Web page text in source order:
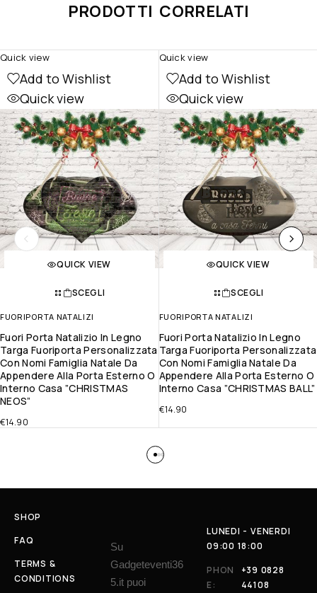
PRODOTTI CORRELATI
Add to Wishlist
Quick view
QUICK VIEW
SCEGLI
FUORIPORTA NATALIZI
Fuori Porta Natalizio In Legno
Targa Fuoriporta Personalizzata
Con Nomi Famiglia Natale Da
Appendere Alla Porta Esterno O
Interno Casa ”CHRISTMAS
NEOS”
€14.90
Quick view
Add to Wishlist
Quick view
QUICK VIEW
SCEGLI
FUORIPORTA NATALIZI
Fuori Porta Natalizio In Legno
Targa Fuoriporta Personalizzata
Con Nomi Famiglia Natale Da
Appendere Alla Porta Esterno O
Interno Casa ”CHRISTMAS BALL”
€14.90
Quick view
SHOP
FAQ
TERMS &
CONDITIONS
Su
Gadgeteventi36
5.it puoi
LUNEDI - VENERDI
09:00 18:00
PHON
E:
+39 0828
44108